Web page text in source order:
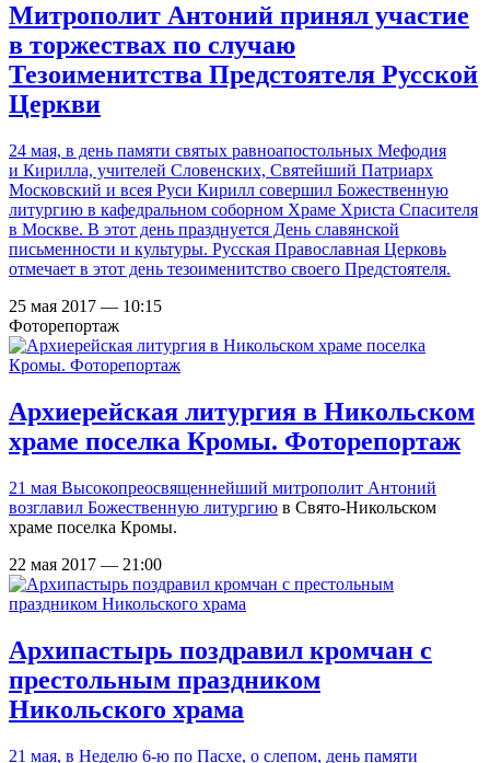
Митрополит Антоний принял участие
в торжествах по случаю
Тезоименитства Предстоятеля Русской
Церкви
24 мая, в день памяти святых равноапостольных Мефодия
и Кирилла, учителей Словенских, Святейший Патриарх
Московский и всея Руси Кирилл совершил Божественную
литургию в кафедральном соборном Храме Христа Спасителя
в Москве. В этот день празднуется День славянской
письменности и культуры. Русская Православная Церковь
отмечает в этот день тезоименитство своего Предстоятеля.
25 мая 2017 — 10:15
Фоторепортаж
Архиерейская литургия в Никольском
храме поселка Кромы. Фоторепортаж
21 мая Высокопреосвященнейший митрополит Антоний
возглавил Божественную литургию в Свято-Никольском
храме поселка Кромы.
22 мая 2017 — 21:00
Архипастырь поздравил кромчан с
престольным праздником
Никольского храма
21 мая, в Неделю 6-ю по Пасхе, о слепом, день памяти